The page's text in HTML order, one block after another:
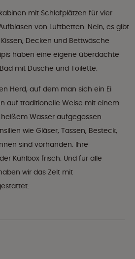
mit Schlafplätzen für vier
von Luftbetten. Nein, es gibt
Decken und Bettwäsche
haben eine eigene überdachte
mit Dusche und Toilette.
Herd, auf dem man sich ein Ei
auf traditionelle Weise mit einem
Wasser aufgegossen
wie Gläser, Tassen, Besteck,
sind vorhanden. Ihre
Kühlbox frisch. Und für alle
wir das Zelt mit